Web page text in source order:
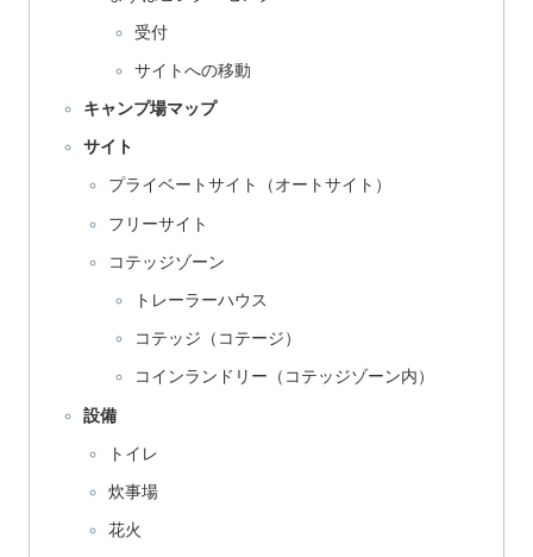
受付
サイトへの移動
キャンプ場マップ
サイト
プライベートサイト（オートサイト）
フリーサイト
コテッジゾーン
トレーラーハウス
コテッジ（コテージ）
コインランドリー（コテッジゾーン内）
設備
トイレ
炊事場
花火